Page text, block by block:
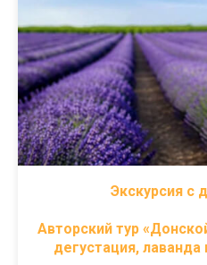
Экскурсия с
Авторский тур
дегустация,